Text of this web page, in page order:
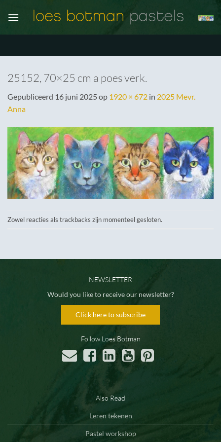
naar
25152, 70×25 cm a poes verk.
Gepubliceerd 16 juni 2025 op 1920 × 672 in 2025 Mevr.
Anna
Zowel reacties als trackbacks zijn momenteel gesloten.
NEWSLETTER
Would you like to receive our newsletter?
Click here to subscribe
Follow Loes Botman
Also Read
Leren tekenen
Pastel workshop